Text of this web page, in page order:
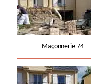
Maçonnerie 74